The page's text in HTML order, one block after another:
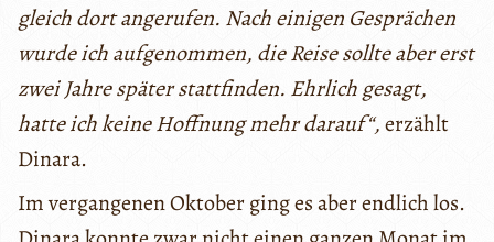
gleich dort angerufen. Nach einigen Gesprächen
wurde ich aufgenommen, die Reise sollte aber erst
zwei Jahre später stattfinden. Ehrlich gesagt,
hatte ich keine Hoffnung mehr darauf“,erzählt
Dinara.
Im vergangenen Oktober ging es aber endlich los.